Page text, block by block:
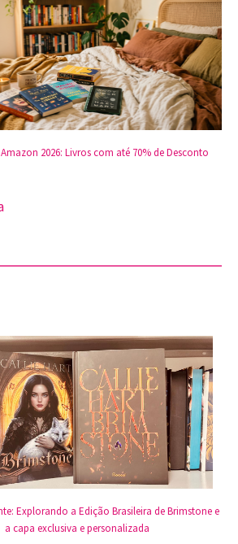
2026: Livros com até 70% de Desconto
Explorando a Edição Brasileira de Brimstone e
a capa exclusiva e personalizada